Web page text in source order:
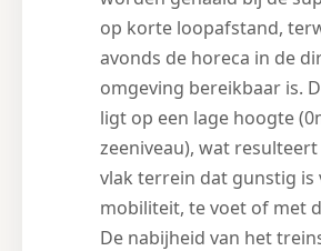
op korte loopafstand,
avonds de horeca in de
omgeving bereikbaar is.
ligt op een lage hoogte
zeeniveau), wat resulteert
vlak terrein dat gunstig is
mobiliteit, te voet of met
De nabijheid van het